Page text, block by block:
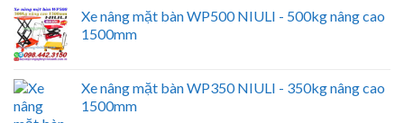
Xe nâng mặt bàn WP500 NIULI - 500kg nâng cao
1500mm
Xe nâng mặt bàn WP350 NIULI - 350kg nâng cao
1500mm